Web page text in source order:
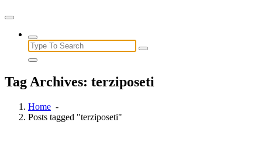
Search
for:
Tag Archives: terziposeti
Home -
Posts tagged "terziposeti"